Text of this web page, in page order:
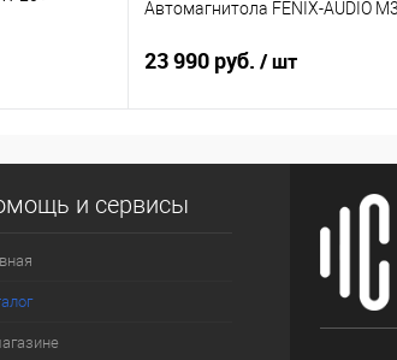
Автомагнитола FENIX-AUDIO
23 990 руб. / шт
и сервисы